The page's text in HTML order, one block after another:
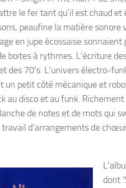
le fer tant qu’il est chaud
peaufine la matière sonore
en jupe écossaise sonnaient
à rythmes. L’écriture
des 70’s. L’univers électro-
petit côté mécanique et
au disco et au funk.
de notes et de mots qui
d’arrangements de
dont